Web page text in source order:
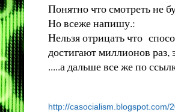
Понятно что смотреть не
Но всеже напишу.:
Нельзя отрицать что
достигают миллионов раз,
.....а дальше все же по
http://casocialism.blogspot.com/